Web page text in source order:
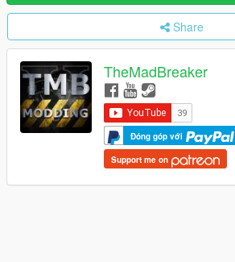
Share
TheMadBreaker
Đóng góp với
Support me on